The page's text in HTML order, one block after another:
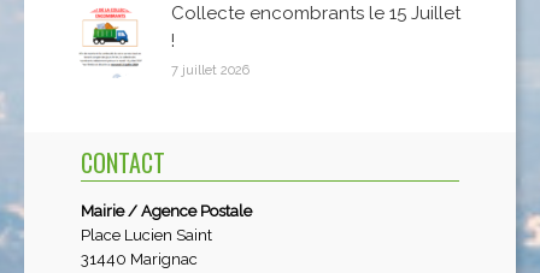
Collecte encombrants le 15 Juillet
!
7 juillet 2026
CONTACT
Mairie / Agence Postale
Place Lucien Saint
31440 Marignac